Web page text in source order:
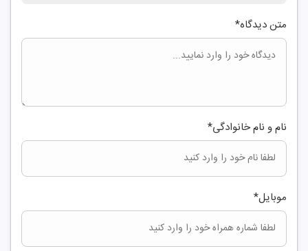
متن دیدگاه*
نام و نام خانوادگی*
موبایل*